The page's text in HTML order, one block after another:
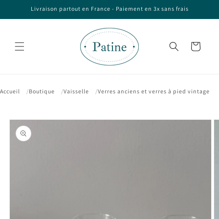
et passerLivraison partout en France - Paiement en 3x sans frais
Panier
Accueil Boutique Vaisselle Verres anciens et verres à pied vintage
Passer aux
informations
produits